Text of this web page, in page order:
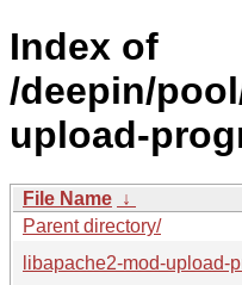
Index of
/deepin/
upload-
File Name ↓
Parent directory/
libapache2-mod-upload-